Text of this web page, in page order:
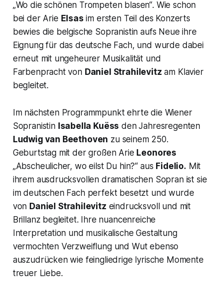
„Wo die schönen Trompeten blasen“. Wie schon
bei der Arie Elsas im ersten Teil des Konzerts
bewies die belgische Sopranistin aufs Neue ihre
Eignung für das deutsche Fach, und wurde dabei
erneut mit ungeheurer Musikalität und
Farbenpracht von Daniel Strahilevitz am Klavier
begleitet.
Im nächsten Programmpunkt ehrte die Wiener
Sopranistin Isabella Kuëss den Jahresregenten
Ludwig van Beethoven zu seinem 250.
Geburtstag mit der großen Arie Leonores
„Abscheulicher, wo eilst Du hin?“ aus Fidelio. Mit
ihrem ausdrucksvollen dramatischen Sopran ist sie
im deutschen Fach perfekt besetzt und wurde
von Daniel Strahilevitz eindrucksvoll und mit
Brillanz begleitet. Ihre nuancenreiche
Interpretation und musikalische Gestaltung
vermochten Verzweiflung und Wut ebenso
auszudrücken wie feingliedrige lyrische Momente
treuer Liebe.